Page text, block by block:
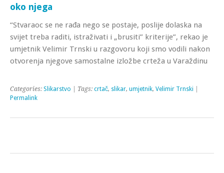
oko njega
“Stvaraoc se ne rađa nego se postaje, poslije dolaska na
svijet treba raditi, istraživati i „brusiti” kriterije”, rekao je
umjetnik Velimir Trnski u razgovoru koji smo vodili nakon
otvorenja njegove samostalne izložbe crteža u Varaždinu
Categories: Slikarstvo | Tags: crtač, slikar, umjetnik, Velimir Trnski
Permalink